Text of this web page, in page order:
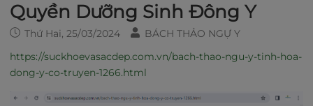
Quyền Dưỡng Sinh Đông Y
Thứ Hai, 25/03/2024
BÁCH THẢO NGỰ Y
https://suckhoevasacdep.com.vn/bach-thao-ngu-y-tinh-hoa-
dong-y-co-truyen-1266.html